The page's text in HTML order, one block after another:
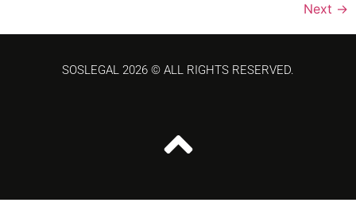
Next →
SOSLEGAL 2026 © ALL RIGHTS RESERVED.